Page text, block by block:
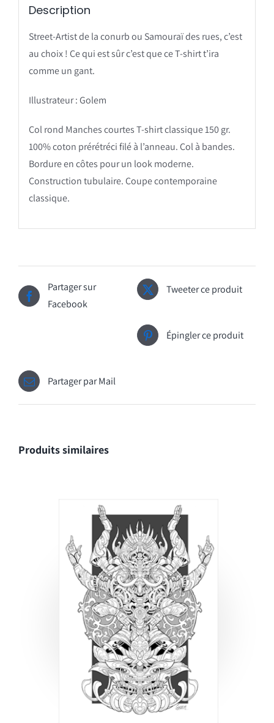
Description
Street-Artist de la conurb ou Samouraï des rues, c’est
au choix ! Ce qui est sûr c’est que ce T-shirt t’ira
comme un gant.
Illustrateur : Golem
Col rond Manches courtes T-shirt classique 150 gr.
100% coton prérétréci filé à l’anneau. Col à bandes.
Bordure en côtes pour un look moderne.
Construction tubulaire. Coupe contemporaine
classique.
Partager sur
Facebook
Tweeter ce produit
Épingler ce produit
Partager par Mail
Produits similaires